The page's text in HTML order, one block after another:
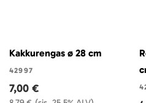
Kakkurengas ø 28 cm
42997
7,00 €